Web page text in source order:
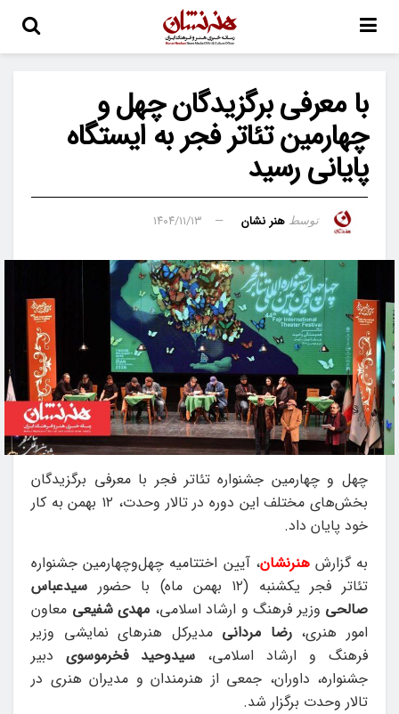
با معرفی برگزیدگان چهل و
چهارمین تئاتر فجر به ایستگاه
پایانی رسید
توسط هنر نشان ۱۴۰۴/۱۱/۱۳
چهل و چهارمین جشنواره تئاتر فجر با معرفی برگزیدگان
بخش‌های مختلف این دوره در تالار وحدت، ۱۲ بهمن به کار
خود پایان داد.
به گزارشهنرنشان، آیین اختتامیه چهل‌وچهارمین جشنواره
تئاتر فجر یکشنبه (۱۲ بهمن ماه) با حضور
سیدعباس
صالحی وزیر فرهنگ و ارشاد اسلامی، مهدی شفیعی معاون
امور هنری،رضا مردانی مدیرکل هنرهای نمایشی وزیر
فرهنگ و ارشاد اسلامی، سیدوحید فخرموسوی دبیر
جشنواره، داوران، جمعی از هنرمندان و مدیران هنری در
تالار وحدت برگزار شد.